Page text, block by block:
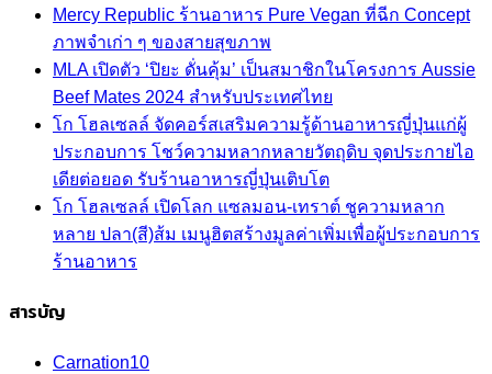
Mercy Republic ร้านอาหาร Pure Vegan ที่ฉีก Concept
ภาพจำเก่า ๆ ของสายสุขภาพ
MLA เปิดตัว ‘ปิยะ ดั่นคุ้ม’ เป็นสมาชิกในโครงการ Aussie
Beef Mates 2024 สำหรับประเทศไทย
โก โฮลเซลล์ จัดคอร์สเสริมความรู้ด้านอาหารญี่ปุ่นแก่ผู้
ประกอบการ โชว์ความหลากหลายวัตถุดิบ จุดประกายไอ
เดียต่อยอด รับร้านอาหารญี่ปุ่นเติบโต
โก โฮลเซลล์ เปิดโลก แซลมอน-เทราต์ ชูความหลาก
หลาย ปลา(สี)ส้ม เมนูฮิตสร้างมูลค่าเพิ่มเพื่อผู้ประกอบการ
ร้านอาหาร
สารบัญ
Carnation10